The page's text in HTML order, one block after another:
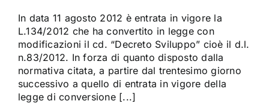
In data 11 agosto 2012 è entrata in vigore la
L.134/2012 che ha convertito in legge con
modificazioni il cd. “Decreto Sviluppo” cioè il d.l.
n.83/2012. In forza di quanto disposto dalla
normativa citata, a partire dal trentesimo giorno
successivo a quello di entrata in vigore della
legge di conversione [...]